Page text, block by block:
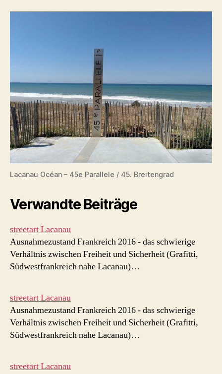
Lacanau Océan – 45e Parallele / 45. Breitengrad
Verwandte Beiträge
streetart Lacanau
Ausnahmezustand Frankreich 2016 - das schwierige
Verhältnis zwischen Freiheit und Sicherheit (Grafitti,
Südwestfrankreich nahe Lacanau)…
streetart Lacanau
Ausnahmezustand Frankreich 2016 - das schwierige
Verhältnis zwischen Freiheit und Sicherheit (Grafitti,
Südwestfrankreich nahe Lacanau)…
streetart Lacanau